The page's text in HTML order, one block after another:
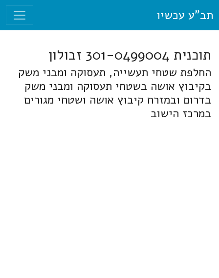
תב"ע עכשיו
תוכנית 301-0499004 זבולון
החלפת שטחי תעשייה, תעסוקה ומבני משק
בקיבוץ אושה בשטחי תעסוקה ומבני משק
בדרום ובמזרח קיבוץ אושה ושטחי מגורים
במרכז הישוב